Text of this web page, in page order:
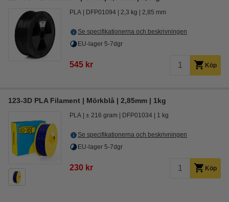
PLA DFP01094 2,3 kg 2,85 mm
Se specifikationerna och beskrivningen
EU-lager 5-7dgr
545 kr Köp
123-3D PLA Filament | Mörkblå | 2,85mm | 1kg
PLA ± 216 gram DFP01034 1 kg
Se specifikationerna och beskrivningen
EU-lager 5-7dgr
230 kr Köp